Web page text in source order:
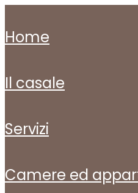
home
il casale
servizi
camere ed